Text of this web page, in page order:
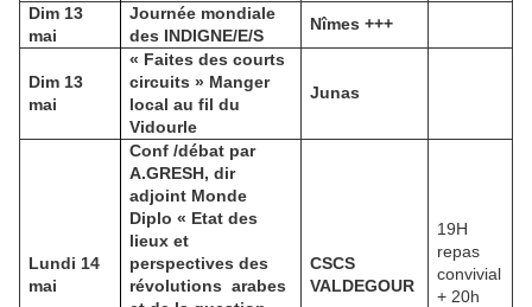
Dim 13
mai
Journée mondiale
des INDIGNE/E/S
Nîmes +++
Dim 13
mai
« Faites des courts
circuits » Manger
local au fil du
Vidourle
Junas
Lundi 14
mai
Conf /débat par
A.GRESH, dir
adjoint Monde
Diplo « Etat des
lieux et
perspectives des
révolutions arabes
CSCS
VALDEGOUR
19H
repas
convivial
+ 20h